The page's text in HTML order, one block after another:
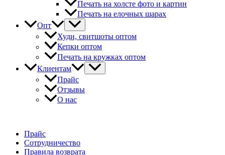
Печать на холсте фото и картин
Печать на елочных шарах
Опт
Худи, свитшоты оптом
Кепки оптом
Печать на кружках оптом
Клиентам
Прайс
Отзывы
О нас
Прайс
Сотрудничество
Правила возврата